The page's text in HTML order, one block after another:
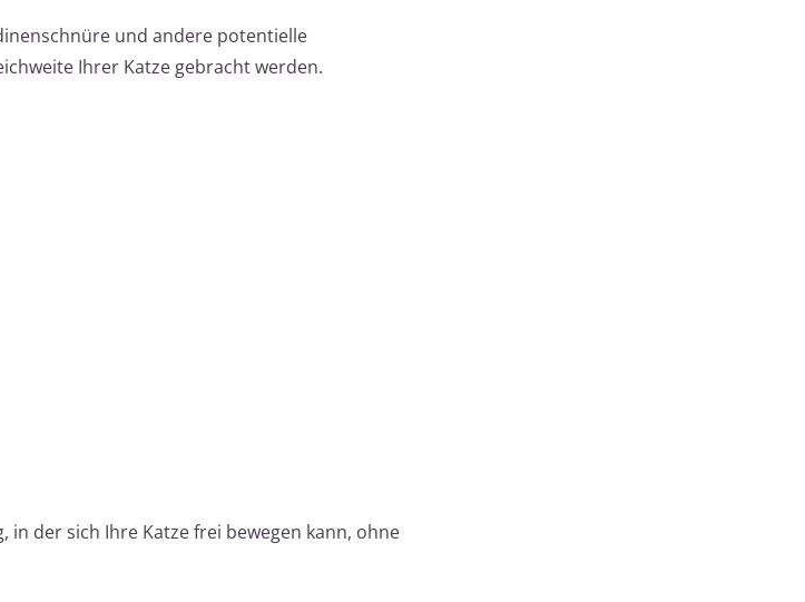
und andere potentielle
Ihrer Katze gebracht werden.
in der sich Ihre Katze frei bewegen kann, ohne